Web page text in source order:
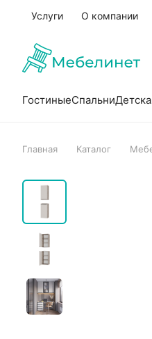
Услуги О компании
ГостиныеСпальни
Главная Каталог